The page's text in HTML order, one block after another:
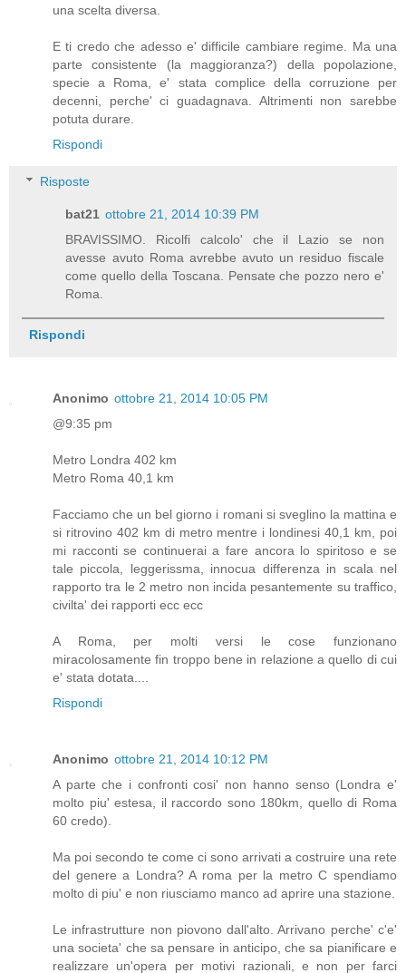
una scelta diversa.
E ti credo che adesso e' difficile cambiare regime. Ma una
parte consistente (la maggioranza?) della popolazione,
specie a Roma, e' stata complice della corruzione per
decenni, perche' ci guadagnava. Altrimenti non sarebbe
potuta durare.
Rispondi
Risposte
bat21 ottobre 21, 2014 10:39 PM
BRAVISSIMO. Ricolfi calcolo' che il Lazio se non
avesse avuto Roma avrebbe avuto un residuo fiscale
come quello della Toscana. Pensate che pozzo nero e'
Roma.
Rispondi
Anonimo ottobre 21, 2014 10:05 PM
@9:35 pm
Metro Londra 402 km
Metro Roma 40,1 km
Facciamo che un bel giorno i romani si sveglino la mattina e
si ritrovino 402 km di metro mentre i londinesi 40,1 km, poi
mi racconti se continuerai a fare ancora lo spiritoso e se
tale piccola, leggerissma, innocua differenza in scala nel
rapporto tra le 2 metro non incida pesantemente su traffico,
civilta' dei rapporti ecc ecc
A Roma, per molti versi le cose funzionano
miracolosamente fin troppo bene in relazione a quello di cui
e' stata dotata....
Rispondi
Anonimo ottobre 21, 2014 10:12 PM
A parte che i confronti cosi' non hanno senso (Londra e'
molto piu' estesa, il raccordo sono 180km, quello di Roma
60 credo).
Ma poi secondo te come ci sono arrivati a costruire una rete
del genere a Londra? A roma per la metro C spendiamo
molto di piu' e non riusciamo manco ad aprire una stazione.
Le infrastrutture non piovono dall'alto. Arrivano perche' c'e'
una societa' che sa pensare in anticipo, che sa pianificare e
realizzare un'opera per motivi razionali, e non per farci